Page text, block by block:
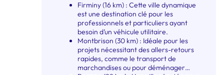
Firminy (16 km) : Cette ville dynamique
est une destination clé pour les
professionnels et particuliers ayant
besoin d’un véhicule utilitaire.
Montbrison (30 km) : Idéale pour les
projets nécessitant des allers-retours
rapides, comme le transport de
marchandises ou pour déménager…